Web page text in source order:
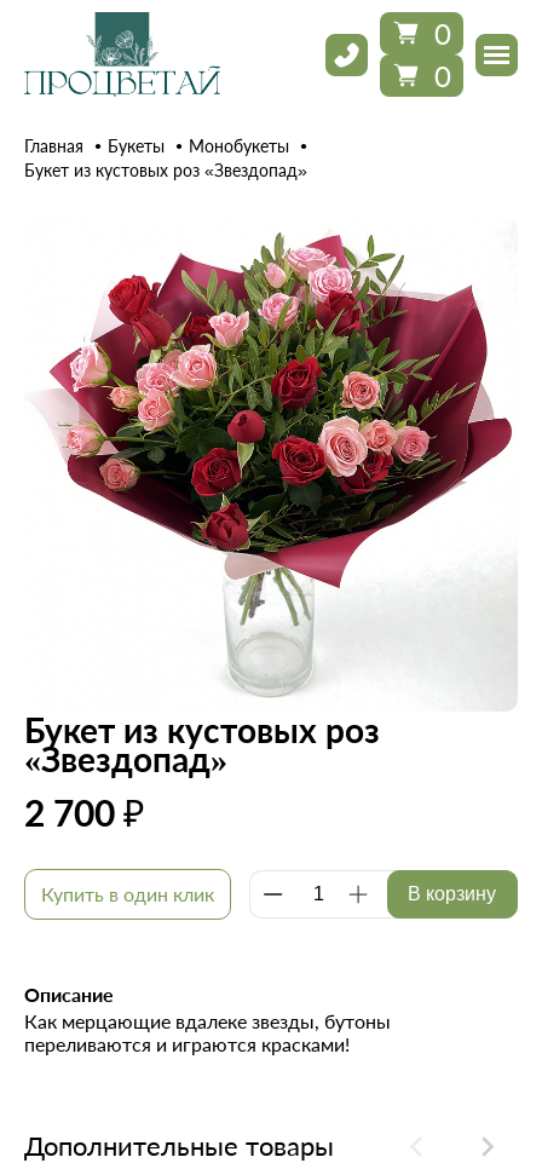
0
0
Главная Букеты
Монобукеты
Букет из кустовых роз «Звездопад»
Букет из кустовых роз
«Звездопад»
2 700 ₽
Купить в один клик В корзину
Описание
Как мерцающие вдалеке звезды, бутоны
переливаются и играются красками!
Дополнительные товары